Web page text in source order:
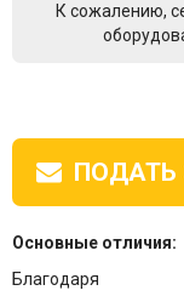
К сожалению,
ПОДАТЬ
Основные отличия:
Благодаря